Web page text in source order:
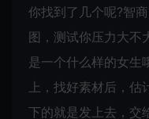
你找到了几个呢?智
图，测试你压力大不
是一个什么样的女生
上，找好素材后，
下的就是发上去，交